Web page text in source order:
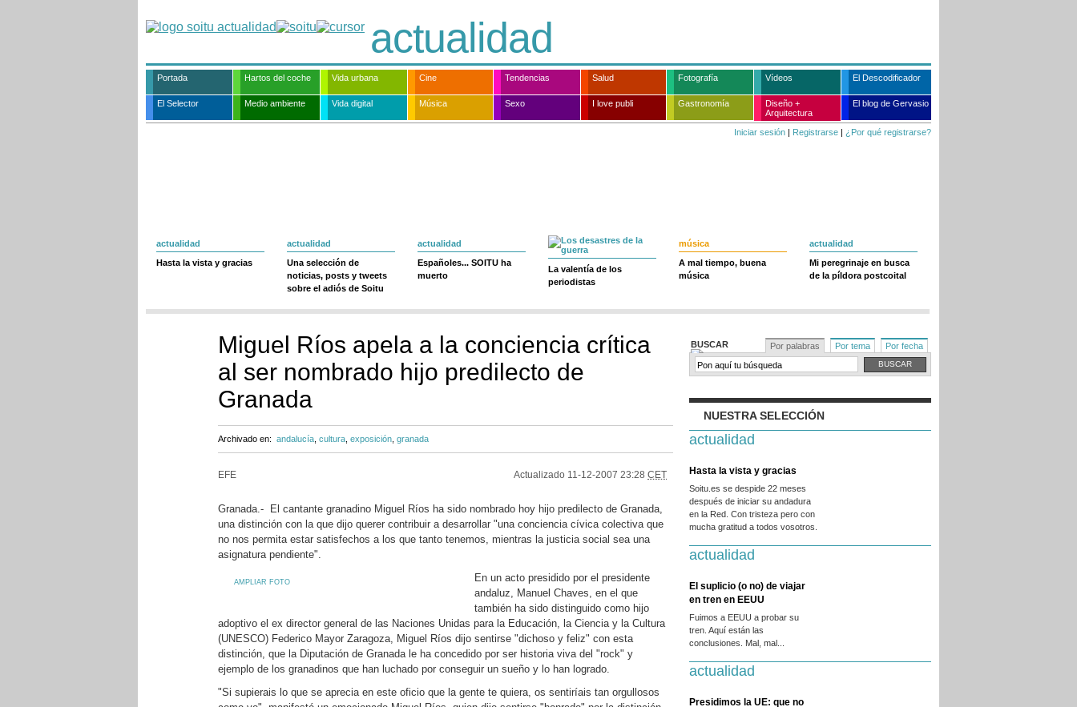
actualidad
Portada Hartos del coche Vida urbana Cine Tendencias Salud Fotografía Vídeos El Descodificador
El Selector Medio ambiente Vida digital Música Sexo I love publi Gastronomía
Diseño +
Arquitectura
El blog de Gervasio
Iniciar sesión | Registrarse | ¿Por qué registrarse?
actualidad
Hasta la vista y gracias
actualidad
Una selección de
noticias, posts y tweets
sobre el adiós de Soitu
actualidad
Españoles... SOITU ha
muerto
La valentía de los
periodistas
música
A mal tiempo, buena
música
actualidad
Mi peregrinaje en busca
de la píldora postcoital
Miguel Ríos apela a la conciencia crítica
al ser nombrado hijo predilecto de
Granada
Archivado en: andalucía cultura exposición granada
EFE Actualizado 11-12-2007 23:28 CET
Granada.- El cantante granadino Miguel Ríos ha sido nombrado hoy hijo predilecto de Granada,
una distinción con la que dijo querer contribuir a desarrollar "una conciencia cívica colectiva que
no nos permita estar satisfechos a los que tanto tenemos, mientras la justicia social sea una
asignatura pendiente".
AMPLIAR FOTO
En un acto presidido por el presidente
andaluz, Manuel Chaves, en el que
también ha sido distinguido como hijo
adoptivo el ex director general de las Naciones Unidas para la Educación, la Ciencia y la Cultura
(UNESCO) Federico Mayor Zaragoza, Miguel Ríos dijo sentirse "dichoso y feliz" con esta
distinción, que la Diputación de Granada le ha concedido por ser historia viva del "rock" y
ejemplo de los granadinos que han luchado por conseguir un sueño y lo han logrado.
"Si supierais lo que se aprecia en este oficio que la gente te quiera, os sentiríais tan orgullosos
BUSCAR Por palabras Por tema Por fecha
NUESTRA SELECCIÓN
actualidad
Hasta la vista y gracias
Soitu.es se despide 22 meses
después de iniciar su andadura
en la Red. Con tristeza pero con
mucha gratitud a todos vosotros.
actualidad
El suplicio (o no) de viajar
en tren en EEUU
Fuimos a EEUU a probar su
tren. Aquí están las
conclusiones. Mal, mal...
actualidad
Presidimos la UE: que no